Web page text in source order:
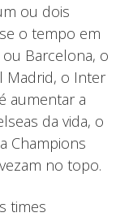
ou dois
o tempo em
Barcelona, o
Madrid, o Inter
aumentar a
da vida, o
Champions
no topo.
times